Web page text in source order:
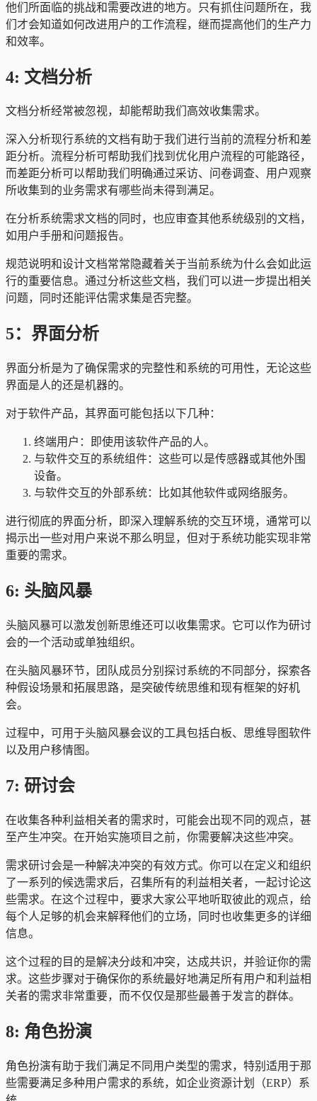
他们所面临的挑战和需要改进的地方。只有抓住问题所在，我
们才会知道如何改进用户的工作流程，继而提高他们的生产力
和效率。
4: 文档分析
文档分析经常被忽视，却能帮助我们高效收集需求。
深入分析现行系统的文档有助于我们进行当前的流程分析和差
距分析。流程分析可帮助我们找到优化用户流程的可能路径，
而差距分析可以帮助我们明确通过采访、问卷调查、用户观察
所收集到的业务需求有哪些尚未得到满足。
在分析系统需求文档的同时，也应审查其他系统级别的文档，
如用户手册和问题报告。
规范说明和设计文档常常隐藏着关于当前系统为什么会如此运
行的重要信息。通过分析这些文档，我们可以进一步提出相关
问题，同时还能评估需求集是否完整。
5：界面分析
界面分析是为了确保需求的完整性和系统的可用性，无论这些
界面是人的还是机器的。
对于软件产品，其界面可能包括以下几种：
终端用户：即使用该软件产品的人。
与软件交互的系统组件：这些可以是传感器或其他外围
设备。
与软件交互的外部系统：比如其他软件或网络服务。
进行彻底的界面分析，即深入理解系统的交互环境，通常可以
揭示出一些对用户来说不那么明显，但对于系统功能实现非常
重要的需求。
6: 头脑风暴
头脑风暴可以激发创新思维还可以收集需求。它可以作为研讨
会的一个活动或单独组织。
在头脑风暴环节，团队成员分别探讨系统的不同部分，探索各
种假设场景和拓展思路，是突破传统思维和现有框架的好机
会。
过程中，可用于头脑风暴会议的工具包括白板、思维导图软件
以及用户移情图。
7: 研讨会
在收集各种利益相关者的需求时，可能会出现不同的观点，甚
至产生冲突。在开始实施项目之前，你需要解决这些冲突。
需求研讨会是一种解决冲突的有效方式。你可以在定义和组织
了一系列的候选需求后，召集所有的利益相关者，一起讨论这
些需求。在这个过程中，要求大家公平地听取彼此的观点，给
每个人足够的机会来解释他们的立场，同时也收集更多的详细
信息。
这个过程的目的是解决分歧和冲突，达成共识，并验证你的需
求。这些步骤对于确保你的系统最好地满足所有用户和利益相
关者的需求非常重要，而不仅仅是那些最善于发言的群体。
8: 角色扮演
角色扮演有助于我们满足不同用户类型的需求，特别适用于那
些需要满足多种用户需求的系统，如企业资源计划（ERP）系